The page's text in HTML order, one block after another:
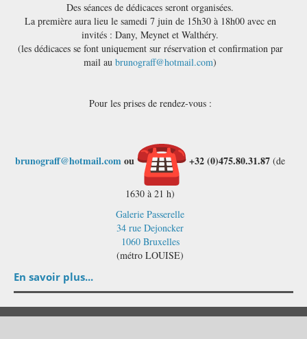
Des séances de dédicaces seront organisées.
La première aura lieu le samedi 7 juin de 15h30 à 18h00 avec en
invités : Dany, Meynet et Walthéry.
(les dédicaces se font uniquement sur réservation et confirmation par
mail au brunograff@hotmail.com)
Pour les prises de rendez-vous :
brunograff@hotmail.comou +32 (0)475.80.31.87 (de
1630 à 21 h)
Galerie Passerelle
34 rue Dejoncker
1060 Bruxelles
(métro LOUISE)
En savoir plus...